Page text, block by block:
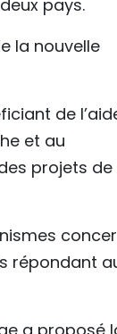
pays.
la nouvelle
de
et au
projets de
répondant